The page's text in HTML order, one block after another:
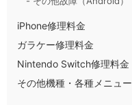
iPhone修理料金
ガラケー修理料金
Nintendo Switch修理料金
その他機種・各種メニュー